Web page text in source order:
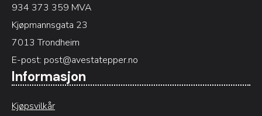
934 373 359 MVA
Kjøpmannsgata 23
7013 Trondheim
E-post: post@avestatepper.no
Informasjon
Kjøpsvilkår